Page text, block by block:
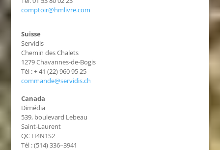
comptoir@hmlivre.com
Suisse
Servidis
Chemin des Chalets
1279 Chavannes-de-Bogis
Tél : + 41 (22) 960 95 25
commande@servidis.ch
Canada
Dimédia
539, boulevard Lebeau
Saint-Laurent
QC H4N1S2
Tél : (514) 336–3941